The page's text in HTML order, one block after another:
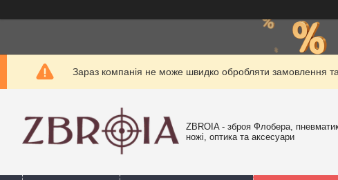
Зараз компанія не може швидко обробляти замовлення
ZBROIA - зброя Флобера,
ножі, оптика та аксесуари